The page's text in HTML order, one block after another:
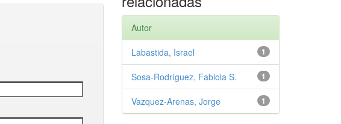
Autor
1
Labastida, Israel
1
Sosa-Rodríguez, Fabiola S.
1
Vazquez-Arenas, Jorge